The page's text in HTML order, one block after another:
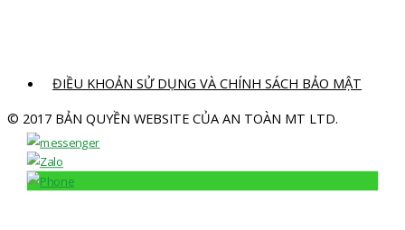
ĐIỀU KHOẢN SỬ DỤNG VÀ CHÍNH SÁCH BẢO MẬT
© 2017 BẢN QUYỀN WEBSITE CỦA AN TOÀN MT LTD.